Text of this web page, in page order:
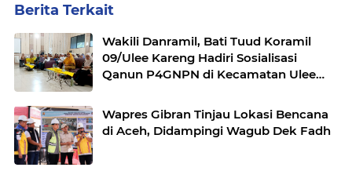
Berita Terkait
Wakili Danramil, Bati Tuud Koramil
09/Ulee Kareng Hadiri Sosialisasi
Qanun P4GNPN di Kecamatan Ulee
Wapres Gibran Tinjau Lokasi Bencana
di Aceh, Didampingi Wagub Dek Fadh